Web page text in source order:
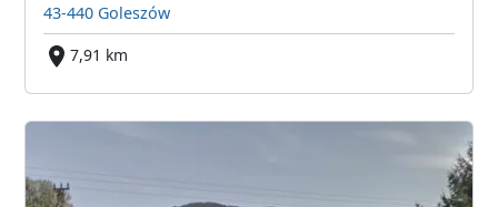
43-440 Goleszów
7,91 km